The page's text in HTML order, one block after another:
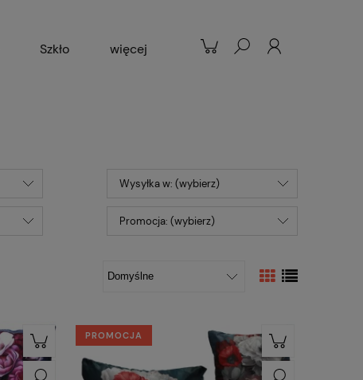
Szkło więcej
Wysyłka w: (wybierz)
Promocja: (wybierz)
PROMOCJA